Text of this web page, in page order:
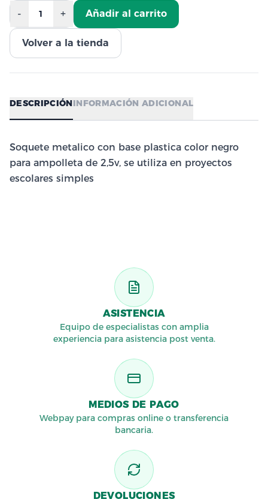
- 1 + Añadir al carrito
Volver a la tienda
DESCRIPCIÓNINFORMACIÓN ADICIONAL
Soquete metalico con base plastica color negro
para ampolleta de 2,5v, se utiliza en proyectos
escolares simples
ASISTENCIA
Equipo de especialistas con amplia
experiencia para asistencia post venta.
MEDIOS DE PAGO
Webpay para compras online o transferencia
bancaria.
DEVOLUCIONES